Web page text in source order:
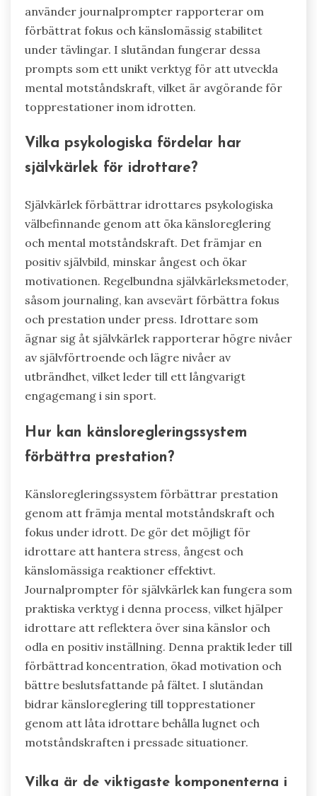
använder journalprompter rapporterar om
förbättrat fokus och känslomässig stabilitet
under tävlingar. I slutändan fungerar dessa
prompts som ett unikt verktyg för att utveckla
mental motståndskraft, vilket är avgörande för
topprestationer inom idrotten.
Vilka psykologiska fördelar har
självkärlek för idrottare?
Självkärlek förbättrar idrottares psykologiska
välbefinnande genom att öka känsloreglering
och mental motståndskraft. Det främjar en
positiv självbild, minskar ångest och ökar
motivationen. Regelbundna självkärleksmetoder,
såsom journaling, kan avsevärt förbättra fokus
och prestation under press. Idrottare som
ägnar sig åt självkärlek rapporterar högre nivåer
av självförtroende och lägre nivåer av
utbrändhet, vilket leder till ett långvarigt
engagemang i sin sport.
Hur kan känsloregleringssystem
förbättra prestation?
Känsloregleringssystem förbättrar prestation
genom att främja mental motståndskraft och
fokus under idrott. De gör det möjligt för
idrottare att hantera stress, ångest och
känslomässiga reaktioner effektivt.
Journalprompter för självkärlek kan fungera som
praktiska verktyg i denna process, vilket hjälper
idrottare att reflektera över sina känslor och
odla en positiv inställning. Denna praktik leder till
förbättrad koncentration, ökad motivation och
bättre beslutsfattande på fältet. I slutändan
bidrar känsloreglering till topprestationer
genom att låta idrottare behålla lugnet och
motståndskraften i pressade situationer.
Vilka är de viktigaste komponenterna i